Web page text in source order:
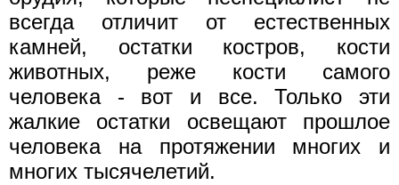
всегда отличит от естественных
камней, остатки костров, кости
животных, реже кости самого
человека - вот и все. Только эти
жалкие остатки освещают прошлое
человека на протяжении многих и
многих тысячелетий.